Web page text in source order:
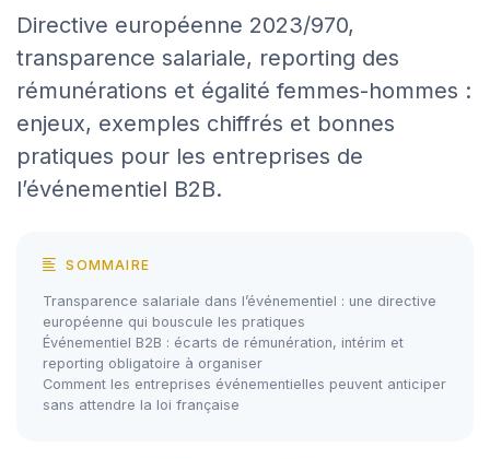
Directive européenne 2023/970,
transparence salariale, reporting des
rémunérations et égalité femmes-hommes :
enjeux, exemples chiffrés et bonnes
pratiques pour les entreprises de
l’événementiel B2B.
SOMMAIRE
Transparence salariale dans l’événementiel : une directive
européenne qui bouscule les pratiques
Événementiel B2B : écarts de rémunération, intérim et
reporting obligatoire à organiser
Comment les entreprises événementielles peuvent anticiper
sans attendre la loi française